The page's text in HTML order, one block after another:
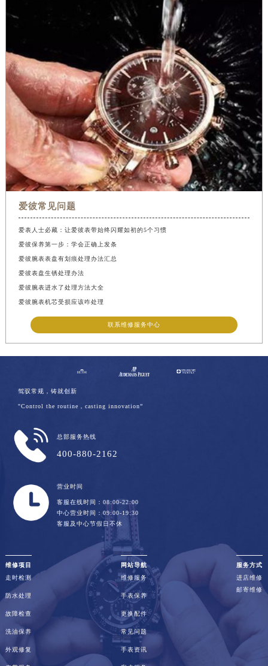
爱彼常见问题
爱表人士必藏：让爱彼表带始终闪耀如初的5个习惯
爱彼保养第一步：学会正确上发条
爱彼腕表表盘有划痕处理办法汇总
爱彼表盘生锈处理办法
爱彼腕表进水了处理方法大全
爱彼腕表机芯受损应该咋处理
联系维修服务中心
驾驭常规，铸就创新
"Control the routine，casting innovation”
总部服务热线
400-880-2162
营业时间
客服在线时间：08:00-22:00
中心营业时间：09:00-19:30
客服及中心节假日不休
维修项目
走时检测
防水处理
故障检查
洗油保养
外观修复
网站导航
维修服务
手表保养
更换配件
常见问题
手表资讯
服务方式
进店维修
邮寄维修